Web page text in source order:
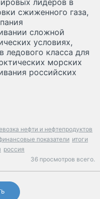
лидеров в
сжиженного газа,
сложной
условиях,
ледового класса для
морских
российских
нефти и нефтепродуктов
показатели итоги
россия
36 просмотров всего.